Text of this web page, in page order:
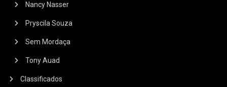
Nancy Nasser
Pryscila Souza
Sem Mordaça
Tony Auad
Classificados